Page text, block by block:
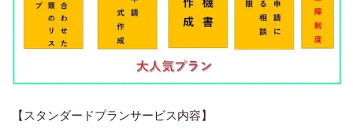
【スタンダードプランサービス内容】